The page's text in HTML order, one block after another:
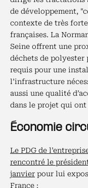
de développement,
contexte de très
françaises. La
Seine offrent une
déchets de polyester
requis pour une
l’infrastructure
aussi une qualité
dans le projet qui
Économie
Le PDG de
rencontré le
janvier pour lui
France :